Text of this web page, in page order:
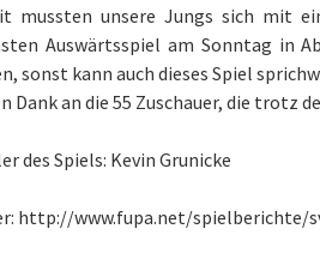
mussten unsere Jungs sich mit
Auswärtsspiel am Sonntag in
sonst kann auch dieses Spiel
Dank an die 55 Zuschauer, die trotz
des Spiels: Kevin Grunicke
http://www.fupa.net/spielberichte/